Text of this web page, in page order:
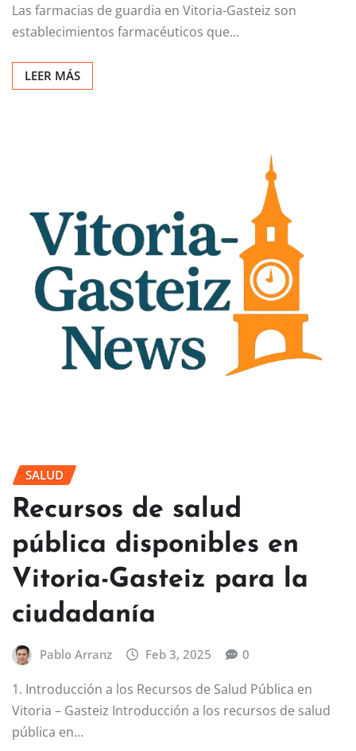
Las farmacias de guardia en Vitoria-Gasteiz son
establecimientos farmacéuticos que…
LEER MÁS
SALUD
Recursos de salud
pública disponibles en
Vitoria-Gasteiz para la
ciudadanía
Pablo Arranz Feb 3, 2025 0
1. Introducción a los Recursos de Salud Pública en
Vitoria – Gasteiz Introducción a los recursos de salud
pública en…